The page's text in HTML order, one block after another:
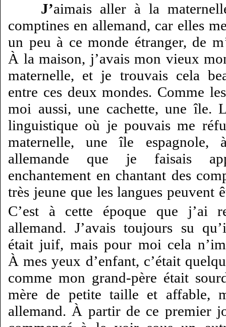
J’aimais aller à la
comptines en allemand, car elles
un peu à ce monde étranger, de
À la maison, j’avais mon vieux
maternelle, et je trouvais cela
entre ces deux mondes. Comme
moi aussi, une cachette, une île.
linguistique où je pouvais me
maternelle, une île
allemande que je faisais
enchantement en chantant des
très jeune que les langues peuvent
C’est à cette époque que j’ai
allemand. J’avais toujours su
était juif, mais pour moi cela
À mes yeux d’enfant, c’était
comme mon grand-père était
mère de petite taille et affable,
allemand. À partir de ce premier